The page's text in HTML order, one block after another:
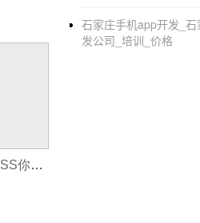
小程序软件谁开发的(DISS你开发小程序签合同)
石家庄手机app开发_
发公司_培训_价格